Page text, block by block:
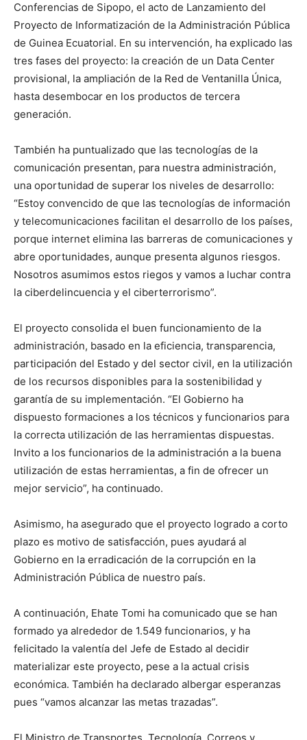
Conferencias de Sipopo, el acto de Lanzamiento del
Proyecto de Informatización de la Administración Pública
de Guinea Ecuatorial. En su intervención, ha explicado las
tres fases del proyecto: la creación de un Data Center
provisional, la ampliación de la Red de Ventanilla Única,
hasta desembocar en los productos de tercera
generación.
También ha puntualizado que las tecnologías de la
comunicación presentan, para nuestra administración,
una oportunidad de superar los niveles de desarrollo:
“Estoy convencido de que las tecnologías de información
y telecomunicaciones facilitan el desarrollo de los países,
porque internet elimina las barreras de comunicaciones y
abre oportunidades, aunque presenta algunos riesgos.
Nosotros asumimos estos riegos y vamos a luchar contra
la ciberdelincuencia y el ciberterrorismo”.
El proyecto consolida el buen funcionamiento de la
administración, basado en la eficiencia, transparencia,
participación del Estado y del sector civil, en la utilización
de los recursos disponibles para la sostenibilidad y
garantía de su implementación. “El Gobierno ha
dispuesto formaciones a los técnicos y funcionarios para
la correcta utilización de las herramientas dispuestas.
Invito a los funcionarios de la administración a la buena
utilización de estas herramientas, a fin de ofrecer un
mejor servicio”, ha continuado.
Asimismo, ha asegurado que el proyecto logrado a corto
plazo es motivo de satisfacción, pues ayudará al
Gobierno en la erradicación de la corrupción en la
Administración Pública de nuestro país.
A continuación, Ehate Tomi ha comunicado que se han
formado ya alrededor de 1.549 funcionarios, y ha
felicitado la valentía del Jefe de Estado al decidir
materializar este proyecto, pese a la actual crisis
económica. También ha declarado albergar esperanzas
pues “vamos alcanzar las metas trazadas”.